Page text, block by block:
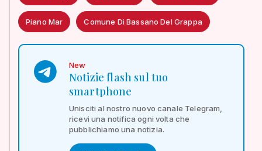
Piano Mar Comune Di Bassano Del Grappa
New
Notizie flash sul tuo
smartphone
Unisciti al nostro nuovo canale Telegram,
ricevi una notifica ogni volta che
pubblichiamo una notizia.